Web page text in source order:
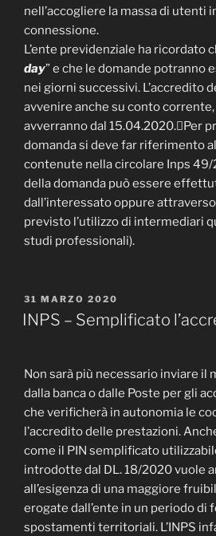
nell’accogliere la massa di utenti
connessione.
L’ente previdenziale ha ricordato
day” e che le domande potranno
nei giorni successivi. L’accredito
avvenire anche su conto
avverranno dal 15.04.2020.Per
domanda si deve far riferimento
contenute nella circolare Inps 49/
della domanda può essere
dall’interessato oppure
previsto l’utilizzo di intermediari
studi professionali).
PUBBLICATO
IL
31 MARZO 2020
INPS – Semplificato
Non sarà più necessario inviare il
dalla banca o dalle Poste per gli
che verificherà in autonomia le
l’accredito delle prestazioni.
come il PIN semplificato
introdotte dal DL. 18/2020 vuole
all’esigenza di una maggiore
erogate dall’ente in un periodo di
spostamenti territoriali. L’INPS